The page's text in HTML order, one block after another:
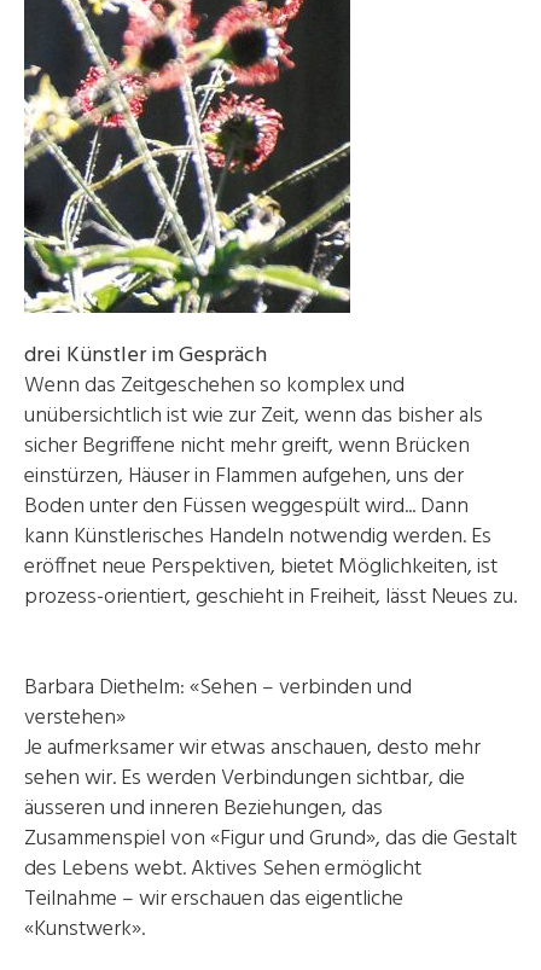
drei Künstler im Gespräch
Wenn das Zeitgeschehen so komplex und
unübersichtlich ist wie zur Zeit, wenn das bisher als
sicher Begriffene nicht mehr greift, wenn Brücken
einstürzen, Häuser in Flammen aufgehen, uns der
Boden unter den Füssen weggespült wird... Dann
kann Künstlerisches Handeln notwendig werden. Es
eröffnet neue Perspektiven, bietet Möglichkeiten, ist
prozess-orientiert, geschieht in Freiheit, lässt Neues zu.
Barbara Diethelm: «Sehen – verbinden und
verstehen»
Je aufmerksamer wir etwas anschauen, desto mehr
sehen wir. Es werden Verbindungen sichtbar, die
äusseren und inneren Beziehungen, das
Zusammenspiel von «Figur und Grund», das die Gestalt
des Lebens webt. Aktives Sehen ermöglicht
Teilnahme – wir erschauen das eigentliche
«Kunstwerk».